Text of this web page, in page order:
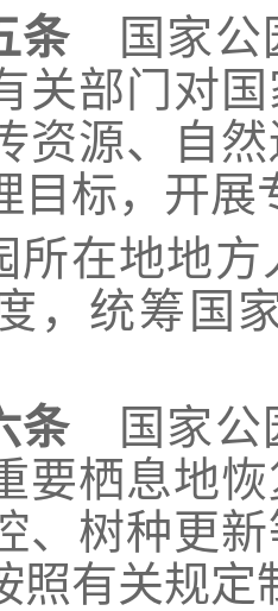
条 国家公
关部门对
资源、自
目标，开展
所在地地
，统筹国
条 国家公
要栖息地
、树种更
照有关规